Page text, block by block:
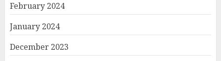
February 2024
January 2024
December 2023